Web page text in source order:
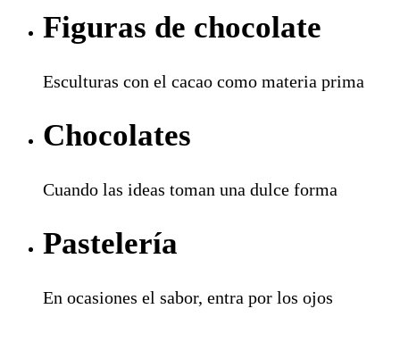
Figuras de chocolate
Esculturas con el cacao como materia prima
Chocolates
Cuando las ideas toman una dulce forma
Pastelería
En ocasiones el sabor, entra por los ojos